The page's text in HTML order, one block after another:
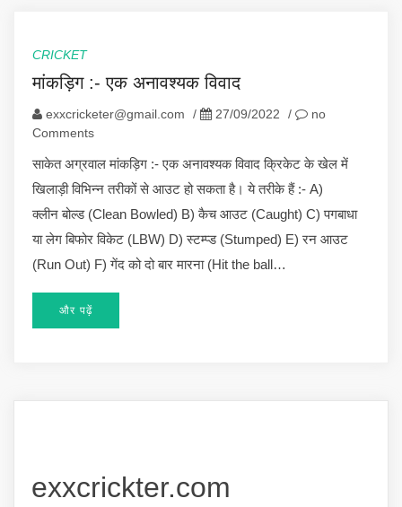
CRICKET
मांकड़िग :- एक अनावश्यक विवाद
exxcricketer@gmail.com / 27/09/2022 /
no
Comments
साकेत अग्रवाल मांकड़िग :- एक अनावश्यक विवाद क्रिकेट के खेल में
खिलाड़ी विभिन्न तरीकों से आउट हो सकता है। ये तरीके हैं :- A)
क्लीन बोल्ड (Clean Bowled) B) कैच आउट (Caught) C) पगबाधा
या लेग बिफोर विकेट (LBW) D) स्टम्प्ड (Stumped) E) रन आउट
(Run Out) F) गेंद को दो बार मारना (Hit the ball…
और पढ़ें
exxcrickter.com